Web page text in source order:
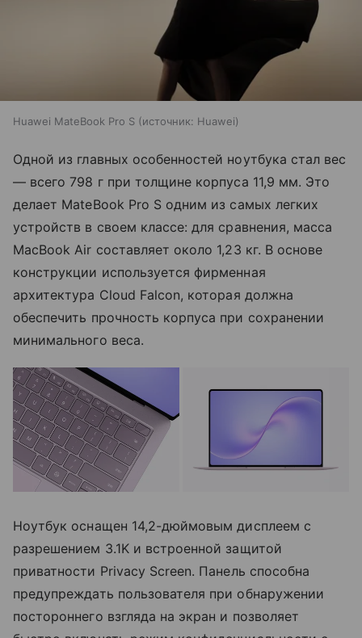
Huawei MateBook Pro S источник: Huawei
Одной из главных особенностей ноутбука стал вес
— всего 798 г при толщине корпуса 11,9 мм. Это
делает MateBook Pro S одним из самых легких
устройств в своем классе: для сравнения, масса
MacBook Air составляет около 1,23 кг. В основе
конструкции используется фирменная
архитектура Cloud Falcon, которая должна
обеспечить прочность корпуса при сохранении
минимального веса.
Ноутбук оснащен 14,2-дюймовым дисплеем с
разрешением 3.1K и встроенной защитой
приватности Privacy Screen. Панель способна
предупреждать пользователя при обнаружении
постороннего взгляда на экран и позволяет